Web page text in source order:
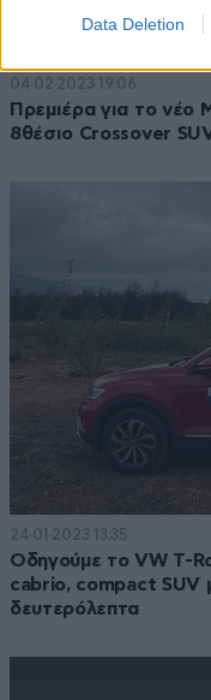
Data Deletion
04·02·2023 19:06
Πρεμιέρα για το νέο
8θέσιο Crossover
24·01·2023 13:35
Οδηγούμε το VW T-
cabrio, compact SUV
δευτερόλεπτα